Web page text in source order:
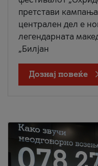
претстави
централен дел е
легендарната
„Билјан
Дознај повеќе